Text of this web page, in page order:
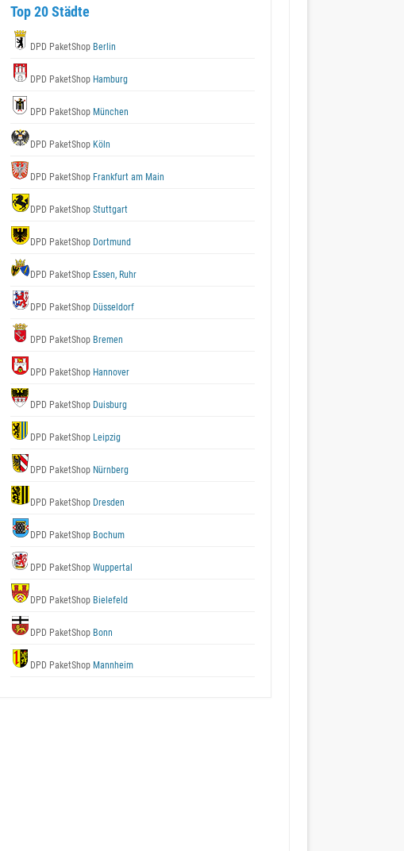
Top 20 Städte
DPD PaketShop Berlin
DPD PaketShop Hamburg
DPD PaketShop München
DPD PaketShop Köln
DPD PaketShop Frankfurt am Main
DPD PaketShop Stuttgart
DPD PaketShop Dortmund
DPD PaketShop Essen, Ruhr
DPD PaketShop Düsseldorf
DPD PaketShop Bremen
DPD PaketShop Hannover
DPD PaketShop Duisburg
DPD PaketShop Leipzig
DPD PaketShop Nürnberg
DPD PaketShop Dresden
DPD PaketShop Bochum
DPD PaketShop Wuppertal
DPD PaketShop Bielefeld
DPD PaketShop Bonn
DPD PaketShop Mannheim